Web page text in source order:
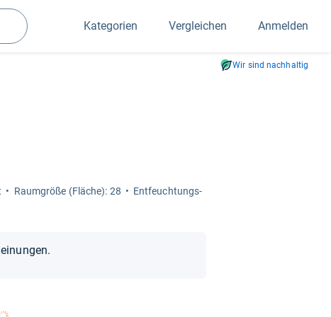
Suchen
Kategorien Vergleichen Anmelden
Wir sind nachhaltig
Raum­größe (Flä­che): 28
Ent­feuch­tungs­